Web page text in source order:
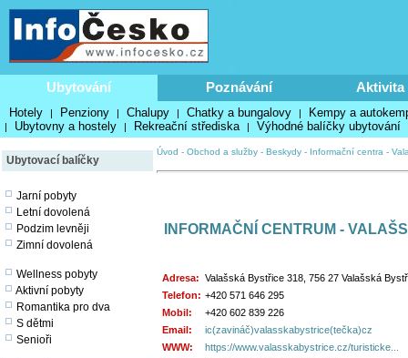
Ubytování Poznávání Aktivita
Hotely | Penziony | Chalupy | Chatky a bungalovy | Kempy a
| Ubytovny a hostely | Rekreační střediska | Výhodné balíčky ubytování
Ubytovací balíčky
Jarní pobyty
Letní dovolená
Podzim levněji
Zimní dovolená
Wellness pobyty
Aktivní pobyty
Romantika pro dva
S dětmi
Senioři
Úvod - Obchod a služby - Beskydy - Informační centra -
INFORMAČNÍ CENTRUM -
Adresa: Valašská Bystřice 318, 756 27 Valašská
Telefon: +420 571 646 295
Mobil:
+420 602 839 226
Email:
ic(zavináč)valasskabystrice(tečka)cz
WWW:
https://www.valasskabystrice.cz/turisticke...